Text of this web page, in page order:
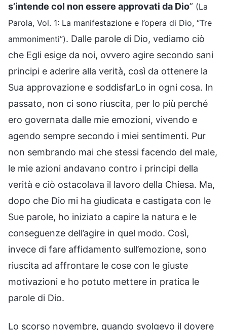
s’intende col non essere approvati da Dio” (La
Parola, Vol. 1: La manifestazione e l’opera di Dio, “Tre
ammonimenti”). Dalle parole di Dio, vediamo ciò
che Egli esige da noi, ovvero agire secondo sani
principi e aderire alla verità, così da ottenere la
Sua approvazione e soddisfarLo in ogni cosa. In
passato, non ci sono riuscita, per lo più perché
ero governata dalle mie emozioni, vivendo e
agendo sempre secondo i miei sentimenti. Pur
non sembrando mai che stessi facendo del male,
le mie azioni andavano contro i principi della
verità e ciò ostacolava il lavoro della Chiesa. Ma,
dopo che Dio mi ha giudicata e castigata con le
Sue parole, ho iniziato a capire la natura e le
conseguenze dell’agire in quel modo. Così,
invece di fare affidamento sull’emozione, sono
riuscita ad affrontare le cose con le giuste
motivazioni e ho potuto mettere in pratica le
parole di Dio.
Lo scorso novembre, quando svolgevo il dovere